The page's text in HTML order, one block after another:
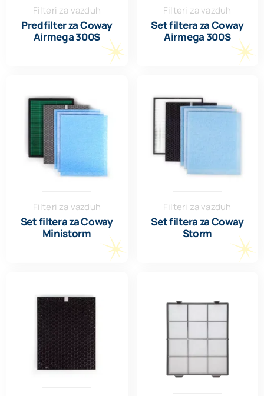
Filteri za vazduh
Predfilter za Coway
Airmega 300S
Filteri za vazduh
Set filtera za Coway
Airmega 300S
Filteri za vazduh
Set filtera za Coway
Ministorm
Filteri za vazduh
Set filtera za Coway
Storm